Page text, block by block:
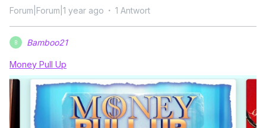
Forum|Forum|1 year ago 1 Antwort
B Bamboo21
Money Pull Up